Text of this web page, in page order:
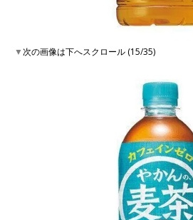
▼次の画像は下へスクロール (15/35)